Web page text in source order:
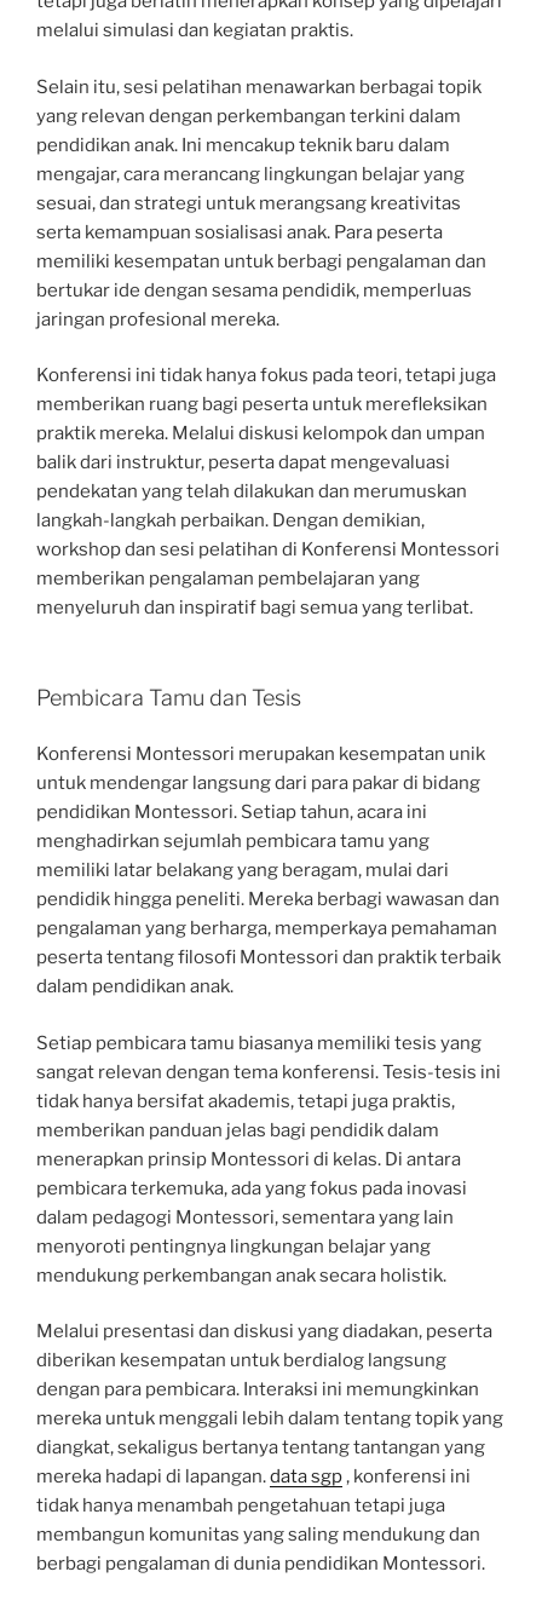
melalui simulasi dan kegiatan praktis.
Selain itu, sesi pelatihan menawarkan berbagai topik
yang relevan dengan perkembangan terkini dalam
pendidikan anak. Ini mencakup teknik baru dalam
mengajar, cara merancang lingkungan belajar yang
sesuai, dan strategi untuk merangsang kreativitas
serta kemampuan sosialisasi anak. Para peserta
memiliki kesempatan untuk berbagi pengalaman dan
bertukar ide dengan sesama pendidik, memperluas
jaringan profesional mereka.
Konferensi ini tidak hanya fokus pada teori, tetapi juga
memberikan ruang bagi peserta untuk merefleksikan
praktik mereka. Melalui diskusi kelompok dan umpan
balik dari instruktur, peserta dapat mengevaluasi
pendekatan yang telah dilakukan dan merumuskan
langkah-langkah perbaikan. Dengan demikian,
workshop dan sesi pelatihan di Konferensi Montessori
memberikan pengalaman pembelajaran yang
menyeluruh dan inspiratif bagi semua yang terlibat.
Pembicara Tamu dan Tesis
Konferensi Montessori merupakan kesempatan unik
untuk mendengar langsung dari para pakar di bidang
pendidikan Montessori. Setiap tahun, acara ini
menghadirkan sejumlah pembicara tamu yang
memiliki latar belakang yang beragam, mulai dari
pendidik hingga peneliti. Mereka berbagi wawasan dan
pengalaman yang berharga, memperkaya pemahaman
peserta tentang filosofi Montessori dan praktik terbaik
dalam pendidikan anak.
Setiap pembicara tamu biasanya memiliki tesis yang
sangat relevan dengan tema konferensi. Tesis-tesis ini
tidak hanya bersifat akademis, tetapi juga praktis,
memberikan panduan jelas bagi pendidik dalam
menerapkan prinsip Montessori di kelas. Di antara
pembicara terkemuka, ada yang fokus pada inovasi
dalam pedagogi Montessori, sementara yang lain
menyoroti pentingnya lingkungan belajar yang
mendukung perkembangan anak secara holistik.
Melalui presentasi dan diskusi yang diadakan, peserta
diberikan kesempatan untuk berdialog langsung
dengan para pembicara. Interaksi ini memungkinkan
mereka untuk menggali lebih dalam tentang topik yang
diangkat, sekaligus bertanya tentang tantangan yang
mereka hadapi di lapangan.data sgp, konferensi ini
tidak hanya menambah pengetahuan tetapi juga
membangun komunitas yang saling mendukung dan
berbagi pengalaman di dunia pendidikan Montessori.